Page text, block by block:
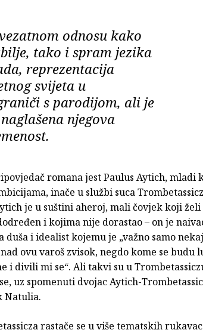
odnosu kako
tako i spram jezika
reprezentacija
svijeta u
s parodijom, ali je
njegova
romana jest Paulus Aytich, mladi
inače u službi suca
je u suštini aheroj, mali čovjek koji
i kojima nije dorastao – on je
duša i idealist kojemu je „važno samo
ovu varoš zvisok, negdo kome se budu
i divili mi se“. Ali takvi su u
uz spomenuti dvojac Aytich-
Natulia.
rastače se u više tematskih